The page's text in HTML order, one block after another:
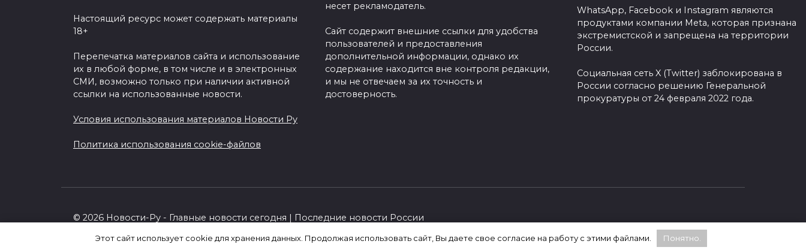
Настоящий ресурс может содержать материалы
18+
Перепечатка материалов сайта и использование
их в любой форме, в том числе и в электронных
СМИ, возможно только при наличии активной
ссылки на использованные новости.
Условия использования материалов Новости Ру
Политика использования cookie-файлов
несет рекламодатель.
Сайт содержит внешние ссылки для удобства
пользователей и предоставления
дополнительной информации, однако их
содержание находится вне контроля редакции,
и мы не отвечаем за их точность и
достоверность.
WhatsApp, Facebook и Instagram являются
продуктами компании Meta, которая признана
экстремистской и запрещена на территории
России.
Социальная сеть X (Twitter) заблокирована в
России согласно решению Генеральной
прокуратуры от 24 февраля 2022 года.
© 2026 Новости-Ру - Главные новости сегодня | Последние новости России
Этот сайт использует cookie для хранения данных. Продолжая использовать сайт, Вы даете свое согласие на работу с этими файлами. Понятно.